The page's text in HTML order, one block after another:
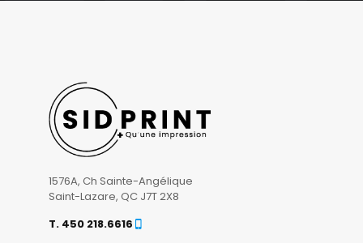
1576A, Ch Sainte-Angélique
Saint-Lazare, QC J7T 2X8
T. 450 218.6616